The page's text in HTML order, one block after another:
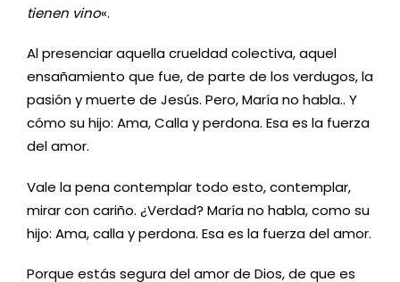
tienen vino«.
Al presenciar aquella crueldad colectiva, aquel
ensañamiento que fue, de parte de los verdugos, la
pasión y muerte de Jesús. Pero, María no habla.. Y
cómo su hijo: Ama, Calla y perdona. Esa es la fuerza
del amor.
Vale la pena contemplar todo esto, contemplar,
mirar con cariño. ¿Verdad? María no habla, como su
hijo: Ama, calla y perdona. Esa es la fuerza del amor.
Porque estás segura del amor de Dios, de que es